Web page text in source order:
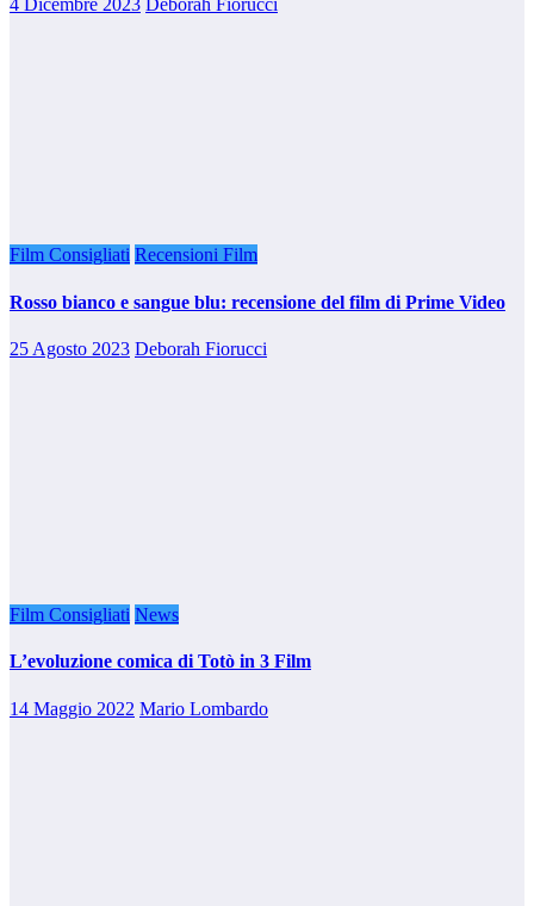
4 Dicembre 2023 Deborah Fiorucci
Film Consigliati Recensioni Film
Rosso bianco e sangue blu: recensione del film di Prime Video
25 Agosto 2023 Deborah Fiorucci
Film Consigliati News
L’evoluzione comica di Totò in 3 Film
14 Maggio 2022 Mario Lombardo